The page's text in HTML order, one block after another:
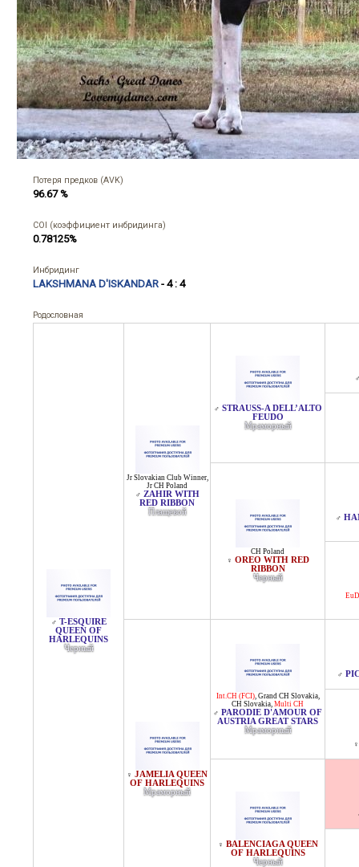
Потеря предков (AVK)
96.67 %
COI (коэффициент инбридинга)
0.78125%
Инбридинг
LAKSHMANA D'ISKANDAR - 4 : 4
Родословная
♂ T-ESQUIRE
QUEEN OF
HARLEQUINS
Черный
Jr Slovakian Club Winner,
Jr CH Poland
♂ ZAHIR WITH
RED RIBBON
Плащевой
♂ STRAUSS-A DELL’ALTO
FEUDO
Мраморный
CH Poland
♀ OREO WITH RED
RIBBON
Черный
♂
♀ JAMELIA QUEEN
OF HARLEQUINS
Мраморный
Int.CH (FCI), Grand CH Slovakia,
CH Slovakia, Multi CH
♂ PARODIE D'AMOUR OF
AUSTRIA GREAT STARS
Мраморный
♂
♀
♀ BALENCIAGA QUEEN
OF HARLEQUINS
Черный